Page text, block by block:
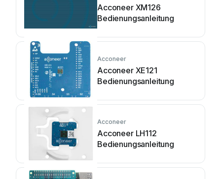
Acconeer XM126
Bedienungsanleitung
Acconeer
Acconeer XE121
Bedienungsanleitung
Acconeer
Acconeer LH112
Bedienungsanleitung